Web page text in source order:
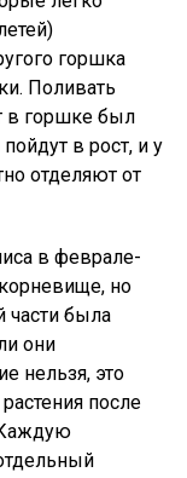
горшка
Поливать
в горшке был
в рост, и у
отделяют от
в феврале-
но
части была
они
нельзя, это
после
Каждую